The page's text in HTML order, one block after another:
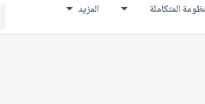
المتكاملة المزيد